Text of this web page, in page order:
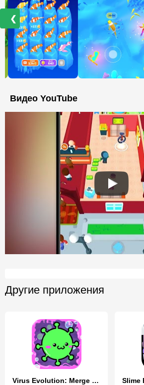
❮
Видео YouTube
Другие приложения
Virus Evolution: Merge Game